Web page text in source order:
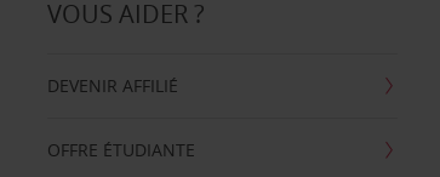
VOUS AIDER ?
DEVENIR AFFILIÉ
OFFRE ÉTUDIANTE